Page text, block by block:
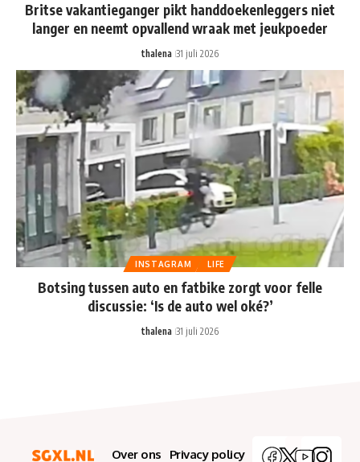
Britse vakantieganger pikt handdoekenleggers niet
langer en neemt opvallend wraak met jeukpoeder
thalena 31 juli 2026
INSTAGRAM LIFE
Botsing tussen auto en fatbike zorgt voor felle
discussie: ‘Is de auto wel oké?’
thalena 31 juli 2026
Over ons Privacy policy